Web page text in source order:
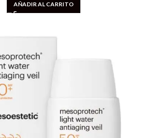
AÑADIR AL CARRITO